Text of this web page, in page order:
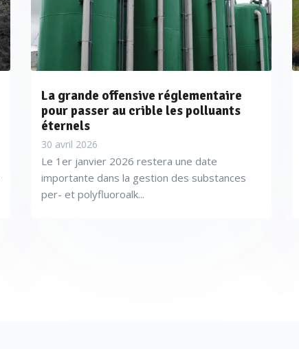
La grande offensive réglementaire
pour passer au crible les polluants
éternels
30 avril 2026
Le 1er janvier 2026 restera une date
importante dans la gestion des substances
per- et polyfluoroalk...